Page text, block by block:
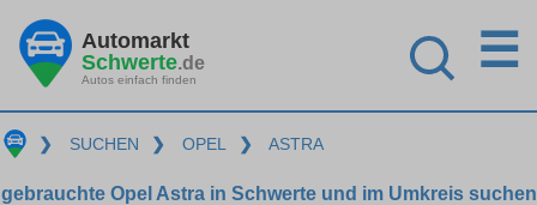
Automarkt
Schwerte.de
Autos einfach finden
☰
❯ SUCHEN ❯ OPEL ❯ ASTRA
gebrauchte Opel Astra in Schwerte und im Umkreis suchen